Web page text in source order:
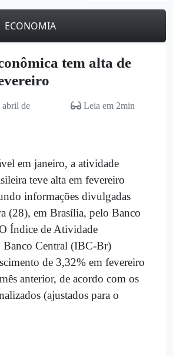
ECONOMIA
tem alta de
abril de
Leia em 2min
em janeiro, a atividade
teve alta em fevereiro
informações divulgadas
(28), em Brasília, pelo Banco
Índice de Atividade
Banco Central (IBC-Br)
de 3,32% em fevereiro
anterior, de acordo com os
(ajustados para o